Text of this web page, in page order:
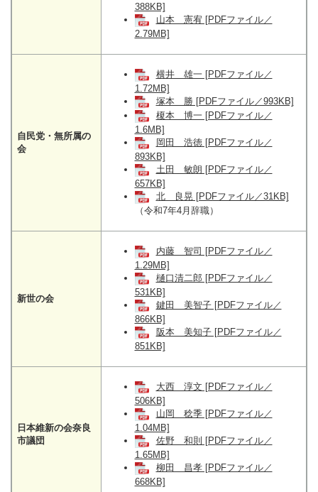
388KB]
山本 憲宥 [PDFファイル／
2.79MB]
自民党・無所属の
会
横井 雄一 [PDFファイル／
1.72MB]
塚本 勝 [PDFファイル／993KB]
榎本 博一 [PDFファイル／
1.6MB]
岡田 浩徳 [PDFファイル／
893KB]
土田 敏朗 [PDFファイル／
657KB]
北 良晃 [PDFファイル／31KB]
（令和7年4月辞職）
新世の会
内藤 智司 [PDFファイル／
1.29MB]
樋口清二郎 [PDFファイル／
531KB]
鍵田 美智子 [PDFファイル／
866KB]
阪本 美知子 [PDFファイル／
851KB]
日本維新の会奈良
市議団
大西 淳文 [PDFファイル／
506KB]
山岡 稔季 [PDFファイル／
1.04MB]
佐野 和則 [PDFファイル／
1.65MB]
柳田 昌孝 [PDFファイル／
668KB]